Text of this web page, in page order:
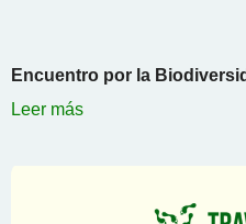
Encuentro por la
Leer más